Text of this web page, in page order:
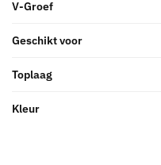
V-Groef
Geschikt voor
Toplaag
Kleur